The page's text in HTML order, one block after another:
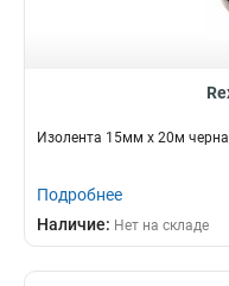
Изолента 15мм х 20м
Подробнее
Наличие: Нет на складе